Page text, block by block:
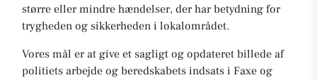
større eller mindre hændelser, der har betydning for
trygheden og sikkerheden i lokalområdet.
Vores mål er at give et sagligt og opdateret billede af
politiets arbejde og beredskabets indsats i Faxe og